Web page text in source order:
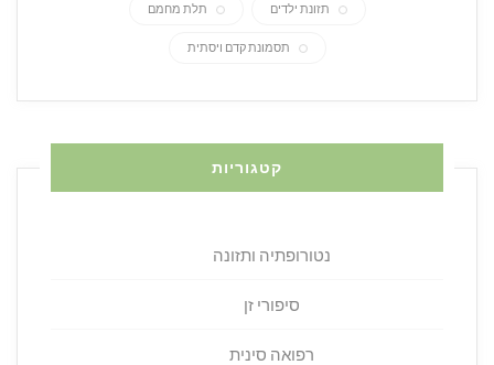
תזונת ילדים תלת מחמם
תסמונת קדם ויסתית
קטגוריות
נטורופתיה ותזונה
סיפורי זן
רפואה סינית